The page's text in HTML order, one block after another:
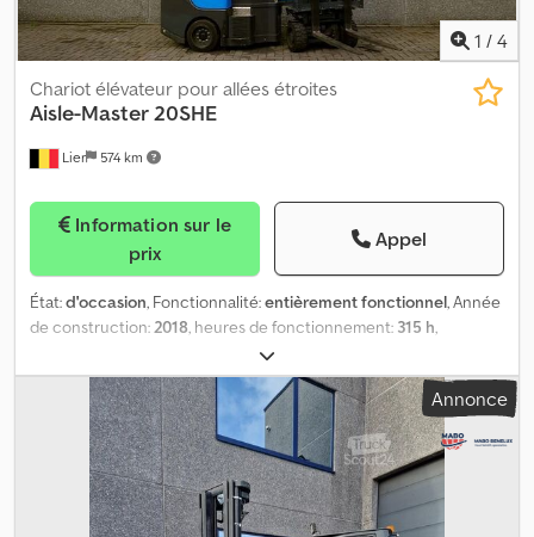
1 / 4
Lier 574 km
Chariot élévateur pour allées étroites
Aisle-Master20SHE
prix
Appel
État:d'occasion, Fonctionnalité:entièrement fonctionnel, Année
de construction:2018, heures de fonctionnement: 315 h,
, hauteur de levage:
libre:2 836 mm, type de carburant:électrique, type de mât:
, couleur:bleu, L’Aisle-Master est un chariot à mât
rétractable de 2018, ayant effectué 315 heures de
fonctionnement. Cedpfx Ahszpwnho Serf
Annonce